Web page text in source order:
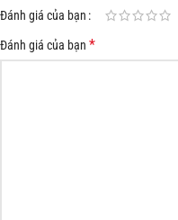
Đánh giá của bạn
Đánh giá của bạn *